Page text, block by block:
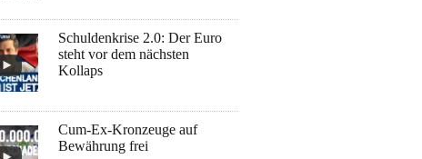
Schuldenkrise 2.0: Der Euro
steht vor dem nächsten
Kollaps
Cum-Ex-Kronzeuge auf
Bewährung frei